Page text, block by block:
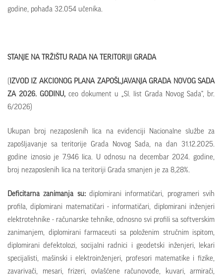
godine, pohađa 32.054 učenika.
STAN JE NA TRŽIŠTU RADA NA TERITORIJI GRADA
( IZVOD IZ AKCIONOG PLANA ZAPOŠLJAVANJA GRADA NOVOG SADA
ZA 2026. GODINU, ceo dokument u „Sl. list Grada Novog Sada", br.
6/2026)
Ukupan broj nezaposlenih lica na evidenciji Nacionalne službe za
zapošljavanje sa teritorije Grada Novog Sada, na dan 31.12.2025.
godine iznosio je 7.946 lica. U odnosu na decembar 2024. godine,
broj nezaposlenih lica na teritoriji Grada smanjen je za 8,28%.
Deficitarna zanimanja su: diplomirani informatičari, programeri svih
profila, diplomirani matematičari - informatičari, diplomirani inženjeri
elektrotehnike - računarske tehnike, odnosno svi profili sa softverskim
zanimanjem, diplomirani farmaceuti sa položenim stručnim ispitom,
diplomirani defektolozi, socijalni radnici i geodetski inženjeri, lekari
specijalisti, mašinski i elektroinženjeri, profesori matematike i fizike,
zavarivači, mesari, frizeri, ovlašćene računovođe, kuvari, armirači,